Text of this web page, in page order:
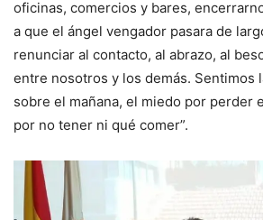
oficinas, comercios y bares,
a que el ángel vengador pasara de
renunciar al contacto, al abrazo, al
entre nosotros y los demás. Sentimos
sobre el mañana, el miedo por perder
por no tener ni qué comer”.